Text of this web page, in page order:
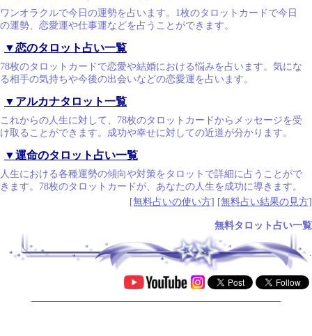
ワンオラクルで今日の運勢を占います。1枚のタロットカードで今日
の運勢、恋愛運や仕事運などを占うことができます。
▼恋のタロット占い一覧
78枚のタロットカードで恋愛や結婚における悩みを占います。気にな
る相手の気持ちや今後の出会いなどの恋愛運を占います。
▼アルカナタロット一覧
これからの人生に対して、78枚のタロットカードからメッセージを受
け取ることができます。成功や幸せに対しての近道が分かります。
▼運命のタロット占い一覧
人生における各種運勢の傾向や対策をタロットで詳細に占うことがで
きます。78枚のタロットカードが、あなたの人生を成功に導きます。
[無料占いの使い方] [無料占い結果の見方]
無料タロット占い一覧